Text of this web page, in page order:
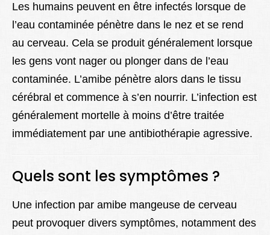
Les humains peuvent en être infectés lorsque de
l’eau contaminée pénètre dans le nez et se rend
au cerveau. Cela se produit généralement lorsque
les gens vont nager ou plonger dans de l’eau
contaminée. L’amibe pénètre alors dans le tissu
cérébral et commence à s’en nourrir. L’infection est
généralement mortelle à moins d’être traitée
immédiatement par une antibiothérapie agressive.
Quels sont les symptômes ?
Une infection par amibe mangeuse de cerveau
peut provoquer divers symptômes, notamment des